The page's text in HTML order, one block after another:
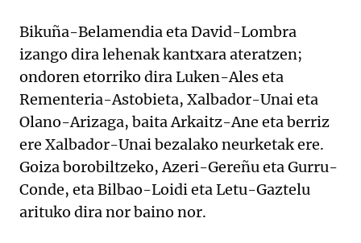
Bikuña-Belamendia eta David-Lombra
izango dira lehenak kantxara ateratzen;
ondoren etorriko dira Luken-Ales eta
Rementeria-Astobieta, Xalbador-Unai eta
Olano-Arizaga, baita Arkaitz-Ane eta berriz
ere Xalbador-Unai bezalako neurketak ere.
Goiza borobiltzeko, Azeri-Gereñu eta Gurru-
Conde, eta Bilbao-Loidi eta Letu-Gaztelu
arituko dira nor baino nor.